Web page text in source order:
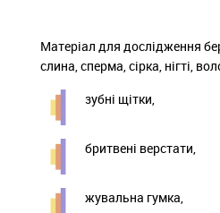
Матеріал для дослідження
слина, сперма, сірка, нігті,
зубні щітки,
бритвені верстати,
жувальна гумка,